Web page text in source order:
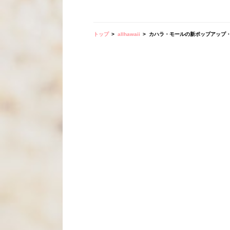
トップ allhawaii カハラ・モールの新ポップアップ